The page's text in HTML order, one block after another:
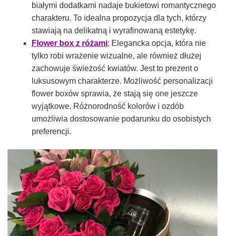
białymi dodatkami nadaje bukietowi romantycznego
charakteru. To idealna propozycja dla tych, którzy
stawiają na delikatną i wyrafinowaną estetykę.
Flower box z różami: Elegancka opcja, która nie
tylko robi wrażenie wizualne, ale również dłużej
zachowuje świeżość kwiatów. Jest to prezent o
luksusowym charakterze. Możliwość personalizacji
flower boxów sprawia, że stają się one jeszcze
wyjątkowe. Różnorodność kolorów i ozdób
umożliwia dostosowanie podarunku do osobistych
preferencji.